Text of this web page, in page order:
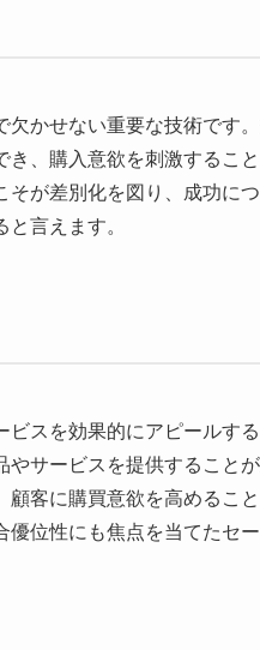
かせない重要な技術です
、購入意欲を刺激するこ
が差別化を図り、成功に
言えます。
スを効果的にアピールす
サービスを提供すること
客に購買意欲を高めるこ
位性にも焦点を当てたセ